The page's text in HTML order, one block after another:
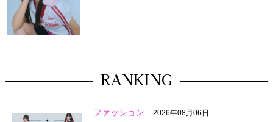
RANKING
ファッション 2026年08月06日